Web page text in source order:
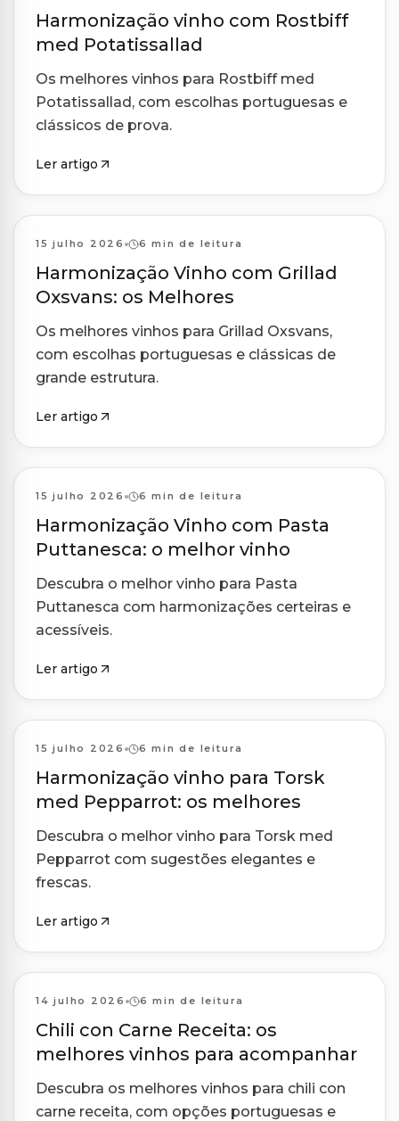
Harmonização vinho com Rostbiff
med Potatissallad
Os melhores vinhos para Rostbiff med
Potatissallad, com escolhas portuguesas e
clássicos de prova.
Ler artigo
Harmonizações
15 julho 2026 6 min de leitura
Harmonização Vinho com Grillad
Oxsvans: os Melhores
Os melhores vinhos para Grillad Oxsvans,
com escolhas portuguesas e clássicas de
grande estrutura.
Ler artigo
Harmonizações
15 julho 2026 6 min de leitura
Harmonização Vinho com Pasta
Puttanesca: o melhor vinho
Descubra o melhor vinho para Pasta
Puttanesca com harmonizações certeiras e
acessíveis.
Ler artigo
Harmonizações
15 julho 2026 6 min de leitura
Harmonização vinho para Torsk
med Pepparrot: os melhores
Descubra o melhor vinho para Torsk med
Pepparrot com sugestões elegantes e
frescas.
Ler artigo
Harmonizações
14 julho 2026 6 min de leitura
Chili con Carne Receita: os
melhores vinhos para acompanhar
Descubra os melhores vinhos para chili con
carne receita, com opções portuguesas e